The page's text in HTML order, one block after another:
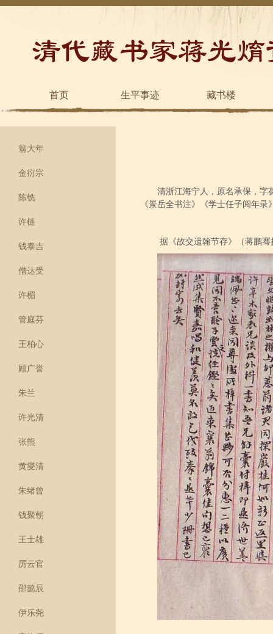
首页 生平事迹 藏书楼
翁大年
金衍宗
陈铣
许梿
钱泰吉
僧达受
许楣
管庭芬
王柏心
顾广誉
朱兰
许光清
张熊
黄燮清
朱绪曾
钱聚朝
王士雄
厉云官
邵懿辰
伊乐尧
清浙江海宁人，原名承保，字
《景岳全书注》《学士任子阅年录
据《故交遗翰节存》（蒋鹏